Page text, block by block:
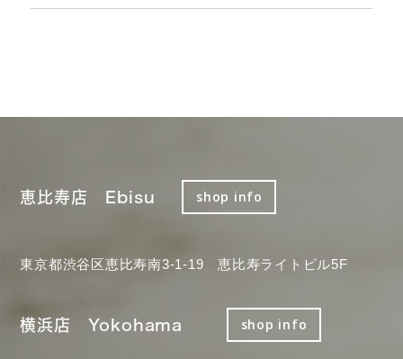
恵比寿店 Ebisu shop info
東京都渋谷区恵比寿南3-1-19 恵比寿ライトビル5F
横浜店 Yokohama shop info